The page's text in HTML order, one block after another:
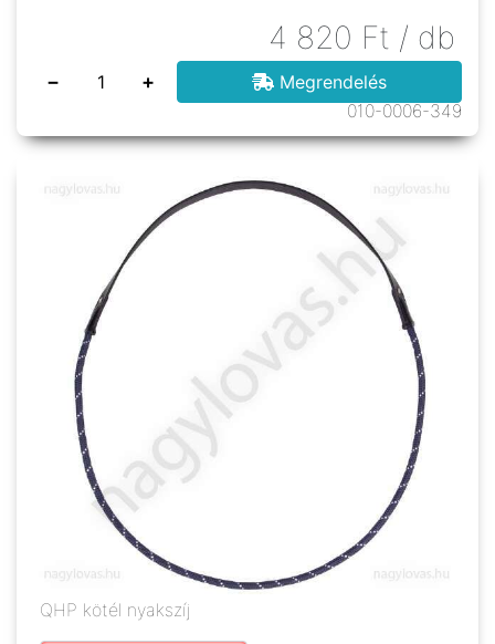
4 820 Ft / db
− +
Megrendelés
010-0006-349
QHP kötél nyakszíj